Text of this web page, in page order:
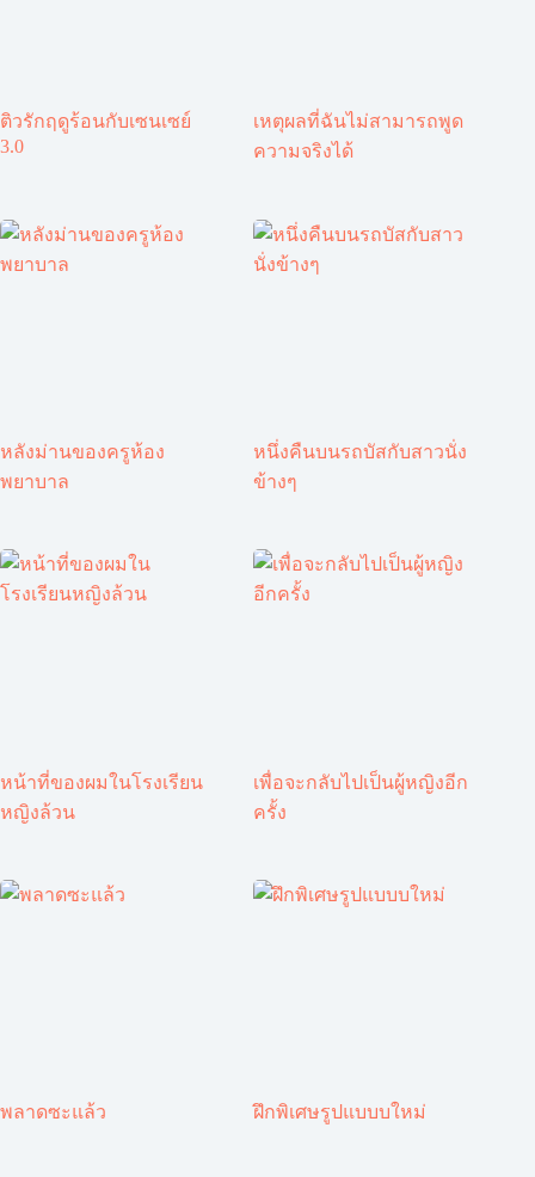
ติวรักฤดูร้อนกับเซนเซย์
3.0
เหตุผลที่ฉันไม่สามารถพูด
ความจริงได้
หลังม่านของครูห้อง
พยาบาล
หนึ่งคืนบนรถบัสกับสาวนั่ง
ข้างๆ
หน้าที่ของผมในโรงเรียน
หญิงล้วน
เพื่อจะกลับไปเป็นผู้หญิงอีก
ครั้ง
พลาดซะแล้ว ฝึกพิเศษรูปแบบบใหม่